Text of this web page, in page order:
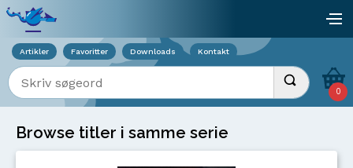
Artikler Favoritter Downloads Kontakt
Indtast søgeord Udfør søgning
0
Browse titler i samme serie
Viser overlay for indkøbskurv